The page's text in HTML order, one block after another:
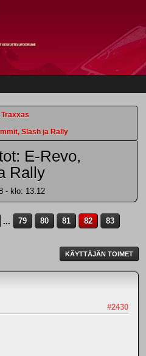
Traxxas
Slash ja Rally
E-Revo,
Rally
- klo: 13.12
... 79 80 81 82
83
KÄYTTÄJÄN TOIMET
#2430